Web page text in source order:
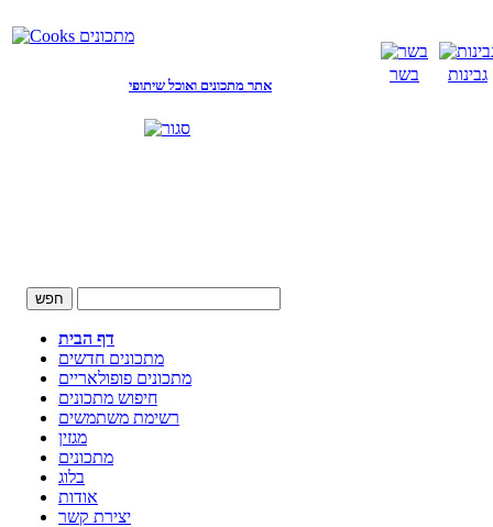
אתר מתכונים ואוכל שיתופי
בשר גבינות
דף הבית
מתכונים חדשים
מתכונים פופולאריים
חיפוש מתכונים
רשימת משתמשים
מגזין
מתכונים
בלוג
אודות
יצירת קשר